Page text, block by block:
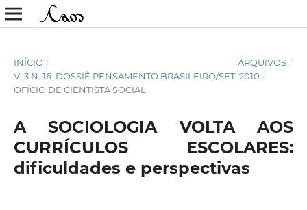
INÍCIO / ARQUIVOS /
V. 3 N. 16: DOSSIÊ PENSAMENTO BRASILEIRO/SET. 2010 /
OFÍCIO DE CIENTISTA SOCIAL
A SOCIOLOGIA VOLTA AOS
CURRÍCULOS ESCOLARES:
dificuldades e perspectivas